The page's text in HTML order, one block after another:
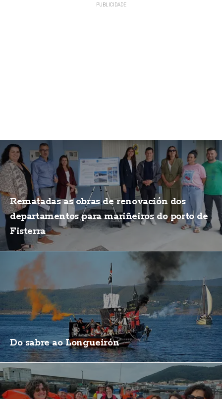
Rematadas as obras de renovación dos
departamentos para mariñeiros do porto de
Fisterra
Do sabre ao Longueirón